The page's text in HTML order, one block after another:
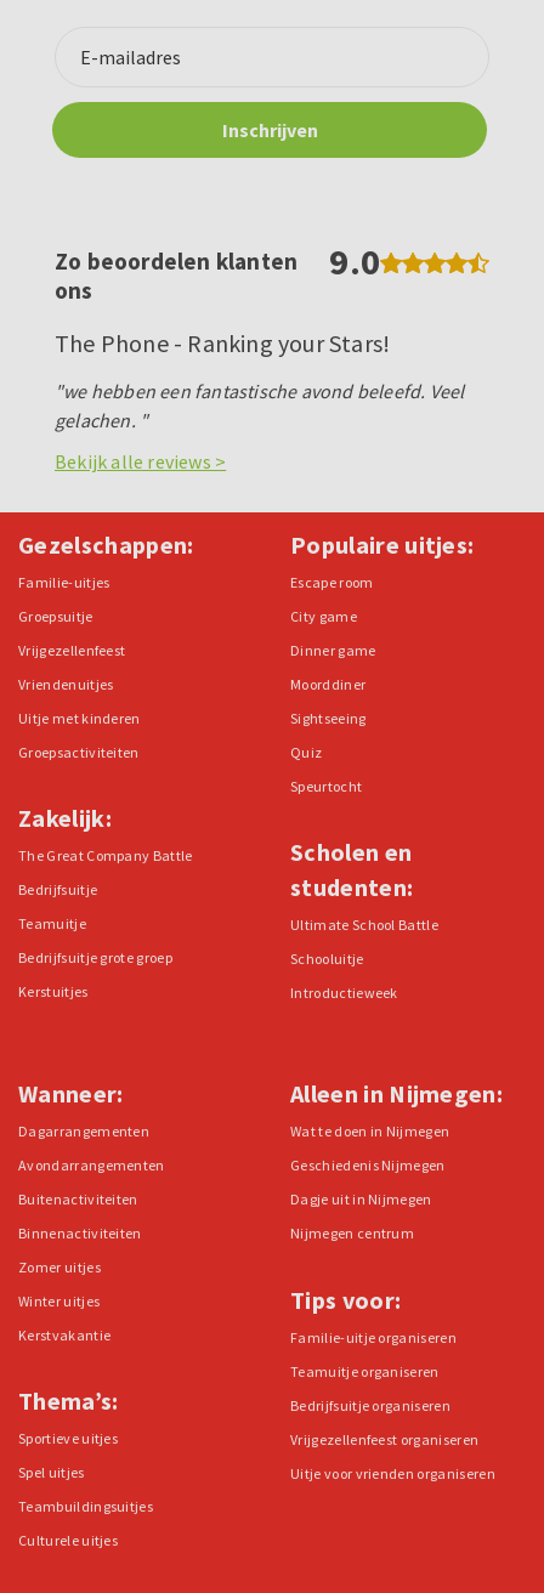
Zo beoordelen klanten
ons
9.0
The Phone - Ranking your Stars!
"we hebben een fantastische avond beleefd. Veel
gelachen. "
Bekijk alle reviews >
Gezelschappen:
Familie-uitjes
Groepsuitje
Vrijgezellenfeest
Vriendenuitjes
Uitje met kinderen
Groepsactiviteiten
Zakelijk:
The Great Company Battle
Bedrijfsuitje
Teamuitje
Bedrijfsuitje grote groep
Kerstuitjes
Populaire uitjes:
Escape room
City game
Dinner game
Moorddiner
Sightseeing
Quiz
Speurtocht
Scholen en
studenten:
Ultimate School Battle
Schooluitje
Introductieweek
Wanneer:
Dagarrangementen
Avondarrangementen
Buitenactiviteiten
Binnenactiviteiten
Zomer uitjes
Winter uitjes
Kerstvakantie
Thema’s:
Sportieve uitjes
Spel uitjes
Teambuildingsuitjes
Culturele uitjes
Alleen in Nijmegen:
Wat te doen in Nijmegen
Geschiedenis Nijmegen
Dagje uit in Nijmegen
Nijmegen centrum
Tips voor:
Familie-uitje organiseren
Teamuitje organiseren
Bedrijfsuitje organiseren
Vrijgezellenfeest organiseren
Uitje voor vrienden organiseren